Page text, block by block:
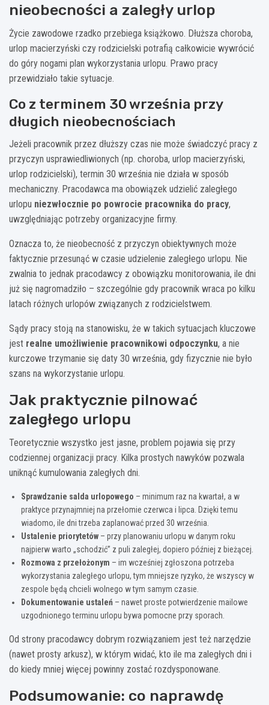
nieobecności a zaległy urlop
Życie zawodowe rzadko przebiega książkowo. Dłuższa choroba,
urlop macierzyński czy rodzicielski potrafią całkowicie wywrócić
do góry nogami plan wykorzystania urlopu. Prawo pracy
przewidziało takie sytuacje.
Co z terminem 30 września przy
długich nieobecnościach
Jeżeli pracownik przez dłuższy czas nie może świadczyć pracy z
przyczyn usprawiedliwionych (np. choroba, urlop macierzyński,
urlop rodzicielski), termin 30 września nie działa w sposób
mechaniczny. Pracodawca ma obowiązek udzielić zaległego
urlopu niezwłocznie po powrocie pracownika do pracy,
uwzględniając potrzeby organizacyjne firmy.
Oznacza to, że nieobecność z przyczyn obiektywnych może
faktycznie przesunąć w czasie udzielenie zaległego urlopu. Nie
zwalnia to jednak pracodawcy z obowiązku monitorowania, ile dni
już się nagromadziło – szczególnie gdy pracownik wraca po kilku
latach różnych urlopów związanych z rodzicielstwem.
Sądy pracy stoją na stanowisku, że w takich sytuacjach kluczowe
jest realne umożliwienie pracownikowi odpoczynku, a nie
kurczowe trzymanie się daty 30 września, gdy fizycznie nie było
szans na wykorzystanie urlopu.
Jak praktycznie pilnować
zaległego urlopu
Teoretycznie wszystko jest jasne, problem pojawia się przy
codziennej organizacji pracy. Kilka prostych nawyków pozwala
uniknąć kumulowania zaległych dni.
Sprawdzanie salda urlopowego – minimum raz na kwartał, a w
praktyce przynajmniej na przełomie czerwca i lipca. Dzięki temu
wiadomo, ile dni trzeba zaplanować przed 30 września.
Ustalenie priorytetów – przy planowaniu urlopu w danym roku
najpierw warto „schodzić” z puli zaległej, dopiero później z bieżącej.
Rozmowa z przełożonym – im wcześniej zgłoszona potrzeba
wykorzystania zaległego urlopu, tym mniejsze ryzyko, że wszyscy w
zespole będą chcieli wolnego w tym samym czasie.
Dokumentowanie ustaleń – nawet proste potwierdzenie mailowe
uzgodnionego terminu urlopu bywa pomocne przy sporach.
Od strony pracodawcy dobrym rozwiązaniem jest też narzędzie
(nawet prosty arkusz), w którym widać, kto ile ma zaległych dni i
do kiedy mniej więcej powinny zostać rozdysponowane.
Podsumowanie: co naprawdę